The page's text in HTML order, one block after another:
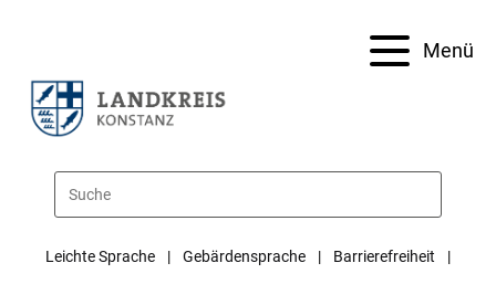
Menü
Leichte Sprache Gebärdensprache Barrierefreiheit